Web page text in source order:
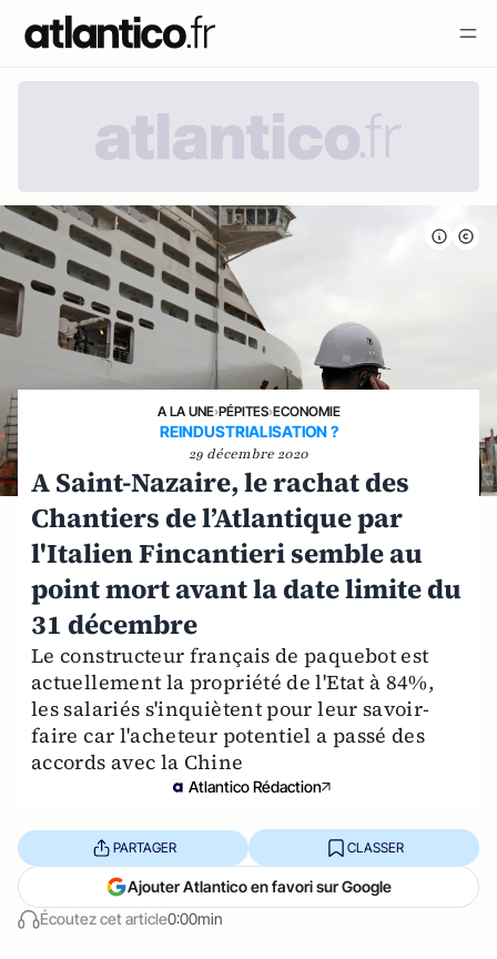
A LA UNE›PÉPITES›ECONOMIE
REINDUSTRIALISATION ?
29 décembre 2020
A Saint-Nazaire, le rachat des
Chantiers de l’Atlantique par
l'Italien Fincantieri semble au
point mort avant la date limite du
31 décembre
Le constructeur français de paquebot est
actuellement la propriété de l'Etat à 84%,
les salariés s'inquiètent pour leur savoir-
faire car l'acheteur potentiel a passé des
accords avec la Chine
Atlantico Rédaction
Écoutez cet article0:00min
PARTAGER CLASSER
Ajouter Atlantico en favori sur Google